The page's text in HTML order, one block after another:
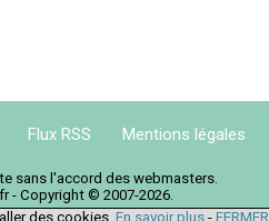
Flux RSS Mentions légales
sans l'accord des webmasters.
- Copyright © 2007-2026.
des cookies. En savoir plus- FERMER